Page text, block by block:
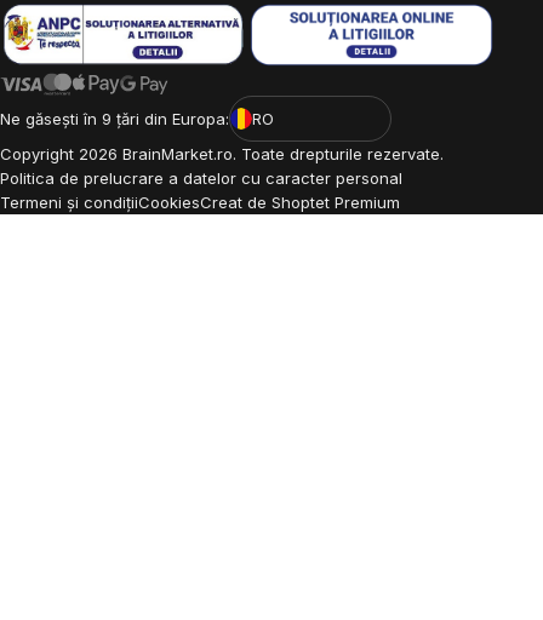
Ne găsești în 9 țări din Europa:
RO
Copyright 2026 BrainMarket.ro. Toate drepturile rezervate.
Politica de prelucrare a datelor cu caracter personal
Termeni și condițiiCookiesCreat de Shoptet Premium